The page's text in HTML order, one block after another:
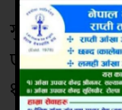
गुल्मीमा हवाई
एवं बाह्य
१६ देखि १८